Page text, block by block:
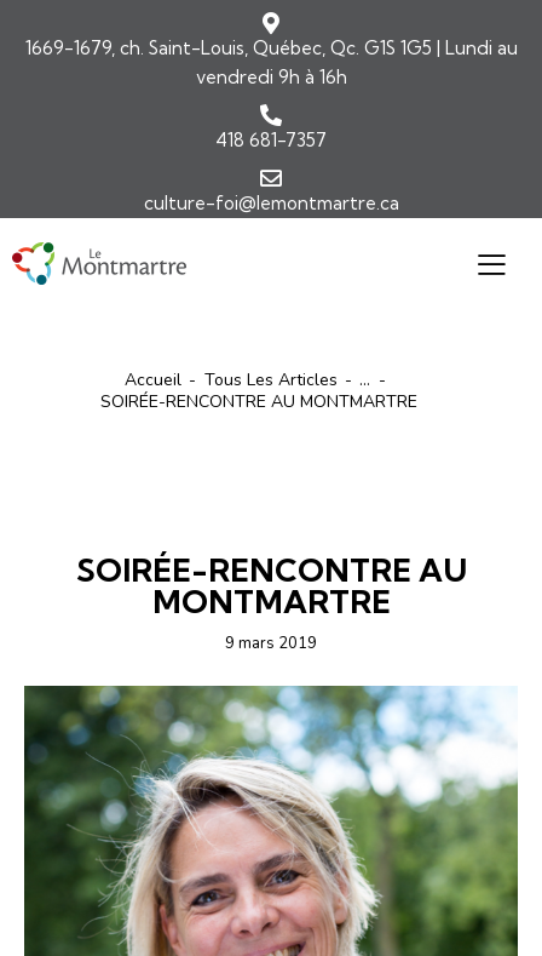
1669-1679, ch. Saint-Louis, Québec, Qc. G1S 1G5 | Lundi au
vendredi 9h à 16h
418 681-7357
culture-foi@lemontmartre.ca
Accueil Tous Les Articles
...
SOIRÉE-RENCONTRE AU MONTMARTRE
SOIRÉE-RENCONTRE AU
MONTMARTRE
9 mars 2019